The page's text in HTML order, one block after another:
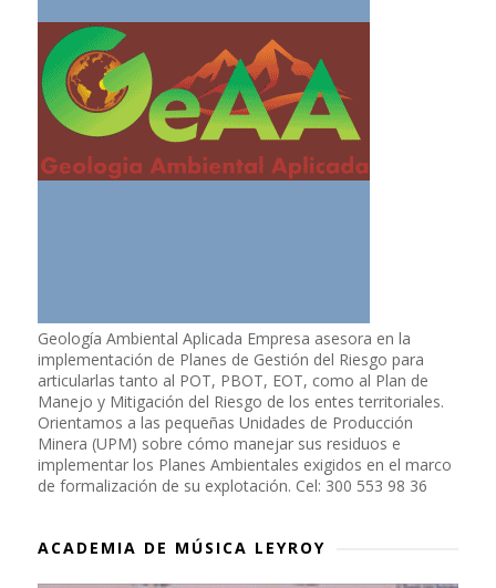
Geología Ambiental Aplicada Empresa asesora en la
implementación de Planes de Gestión del Riesgo para
articularlas tanto al POT, PBOT, EOT, como al Plan de
Manejo y Mitigación del Riesgo de los entes territoriales.
Orientamos a las pequeñas Unidades de Producción
Minera (UPM) sobre cómo manejar sus residuos e
implementar los Planes Ambientales exigidos en el marco
de formalización de su explotación. Cel: 300 553 98 36
ACADEMIA DE MÚSICA LEYROY